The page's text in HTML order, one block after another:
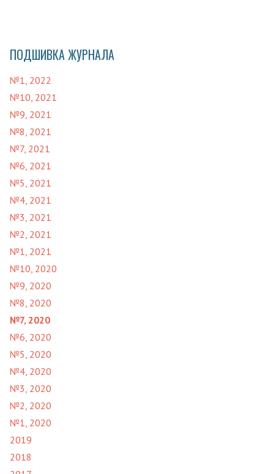
ПОДШИВКА ЖУРНАЛА
№1, 2022
№10, 2021
№9, 2021
№8, 2021
№7, 2021
№6, 2021
№5, 2021
№4, 2021
№3, 2021
№2, 2021
№1, 2021
№10, 2020
№9, 2020
№8, 2020
№7, 2020
№6, 2020
№5, 2020
№4, 2020
№3, 2020
№2, 2020
№1, 2020
2019
2018